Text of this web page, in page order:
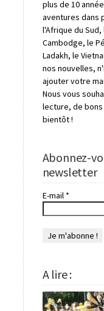
plus de 10
aventures dans
l'Afrique du Sud,
Cambodge, le
Ladakh, le
nos nouvelles,
ajouter votre
Nous vous
lecture, de
bientôt !
Abonnez-
newsletter
E-mail *
A lire :